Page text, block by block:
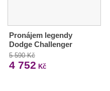
Pronájem legendy
Dodge Challenger
5 590 Kč
4 752 Kč